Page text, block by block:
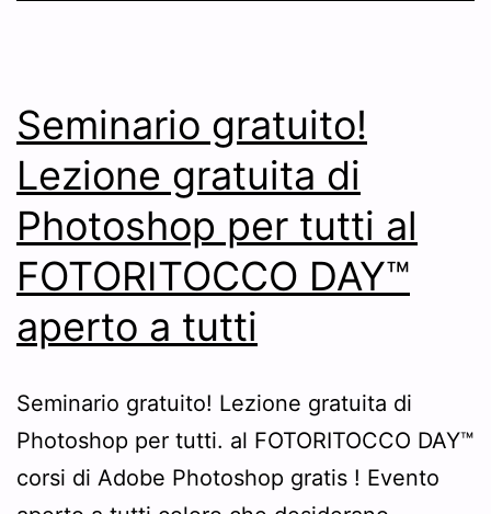
Seminario gratuito!
Lezione gratuita di
Photoshop per tutti al
FOTORITOCCO DAY™
aperto a tutti
Seminario gratuito! Lezione gratuita di
Photoshop per tutti. al FOTORITOCCO DAY™
corsi di Adobe Photoshop gratis ! Evento